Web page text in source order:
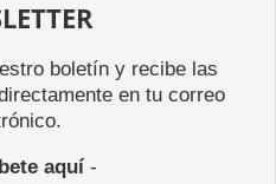
boletín y recibe las
en tu correo
aquí-